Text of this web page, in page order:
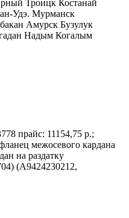
Троицк Костанай
Удэ. Мурманск
Амурск Бузулук
Надым Когалым
прайс: 11154,75 р.;
межосевого кардана
на раздатку
(A9424230212,